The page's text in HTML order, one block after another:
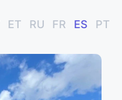
ET RU FR ES PT